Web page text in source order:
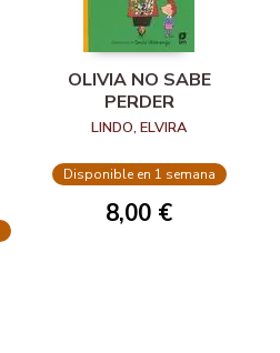
OLIVIA NO SABE
PERDER
LINDO, ELVIRA
Disponible en 1 semana
8,00 €